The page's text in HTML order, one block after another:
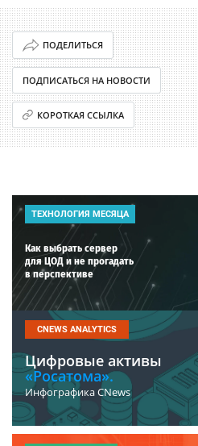
ПОДЕЛИТЬСЯ
ПОДПИСАТЬСЯ НА НОВОСТИ
КОРОТКАЯ ССЫЛКА
ТЕХНОЛОГИЯ МЕСЯЦА
Как выбрать сервер
для ЦОД и не прогадать
в перспективе
CNEWS ANALYTICS
Цифровые активы
«Росатома».
Инфографика CNews